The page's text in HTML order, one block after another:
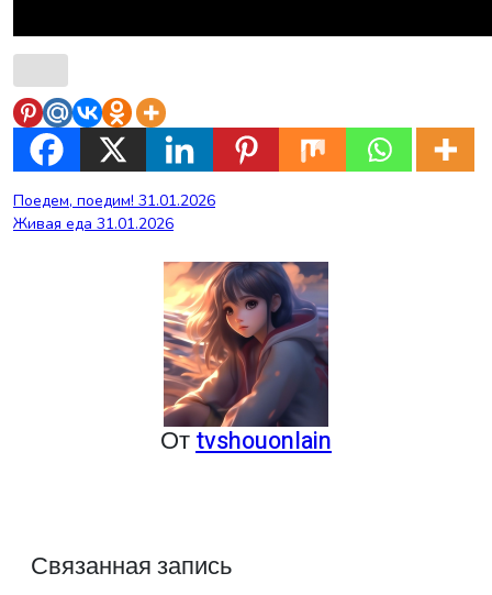
Навигация
по
Поедем, поедим! 31.01.2026
Живая еда 31.01.2026
Отtvshouonlain
Связанная запись